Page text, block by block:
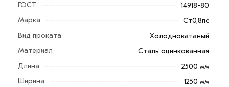
Это плоский прокат с защитным покрытием из цинка.
Наносится покрытие на специальном оборудовании и
Оцинкованная сталь производится из углеродистой
ГОСТ
14918-80
Марка
Ст0,8пс
Вид проката
Холоднокатаный
Материал
Сталь оцинкованная
Длина
2500 мм
Ширина
1250 мм